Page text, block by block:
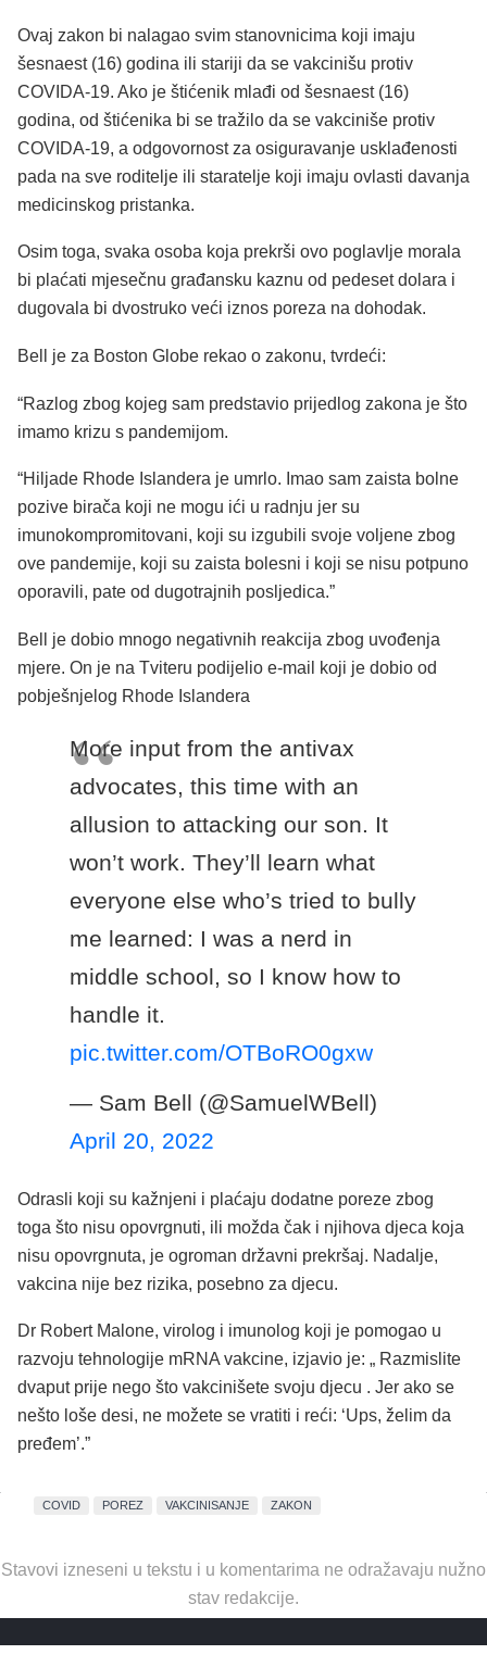
Ovaj zakon bi nalagao svim stanovnicima koji imaju
šesnaest (16) godina ili stariji da se vakcinišu protiv
COVIDA-19. Ako je štićenik mlađi od šesnaest (16)
godina, od štićenika bi se tražilo da se vakciniše protiv
COVIDA-19, a odgovornost za osiguravanje usklađenosti
pada na sve roditelje ili staratelje koji imaju ovlasti davanja
medicinskog pristanka.
Osim toga, svaka osoba koja prekrši ovo poglavlje morala
bi plaćati mjesečnu građansku kaznu od pedeset dolara i
dugovala bi dvostruko veći iznos poreza na dohodak.
Bell je za Boston Globe rekao o zakonu, tvrdeći:
“Razlog zbog kojeg sam predstavio prijedlog zakona je što
imamo krizu s pandemijom.
“Hiljade Rhode Islandera je umrlo. Imao sam zaista bolne
pozive birača koji ne mogu ići u radnju jer su
imunokompromitovani, koji su izgubili svoje voljene zbog
ove pandemije, koji su zaista bolesni i koji se nisu potpuno
oporavili, pate od dugotrajnih posljedica.”
Bell je dobio mnogo negativnih reakcija zbog uvođenja
mjere. On je na Tviteru podijelio e-mail koji je dobio od
pobješnjelog Rhode Islandera
More input from the antivax
advocates, this time with an
allusion to attacking our son. It
won’t work. They’ll learn what
everyone else who’s tried to bully
me learned: I was a nerd in
middle school, so I know how to
handle it.
pic.twitter.com/OTBoRO0gxw
— Sam Bell (@SamuelWBell)
April 20, 2022
Odrasli koji su kažnjeni i plaćaju dodatne poreze zbog
toga što nisu opovrgnuti, ili možda čak i njihova djeca koja
nisu opovrgnuta, je ogroman državni prekršaj. Nadalje,
vakcina nije bez rizika, posebno za djecu.
Dr Robert Malone, virolog i imunolog koji je pomogao u
razvoju tehnologije mRNA vakcine, izjavio je: „ Razmislite
dvaput prije nego što vakcinišete svoju djecu . Jer ako se
nešto loše desi, ne možete se vratiti i reći: ‘Ups, želim da
pređem’.”
COVID POREZ VAKCINISANJE ZAKON
Stavovi izneseni u tekstu i u komentarima ne odražavaju nužno
stav redakcije.